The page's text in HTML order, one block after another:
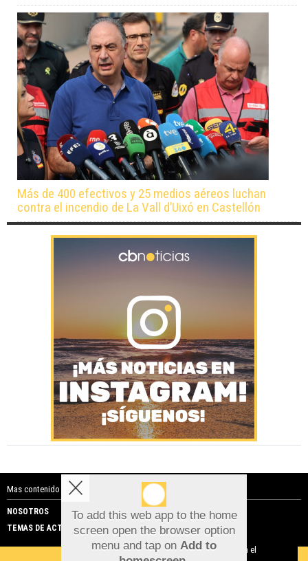
Más de 400 efectivos y 25 medios aéreos luchan
contra el incendio de La Vall d’Uixó en Castellón
Mas contenido de Costa Blanca Noticias:
NOSOTROS
PUBLICIDAD
TEMAS DE ACTUALIDAD
To add this web app to the home
screen open the browser option
menu and tap on Add to
Aviso sobre el Uso de cookies:
Utilizamos cookies nuestras y de terceros para el